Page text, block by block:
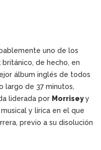
uno de los
de hecho, en
álbum inglés de todos
largo de 37 minutos,
liderada por Morriseyy
y lírica en el que
previo a su disolución